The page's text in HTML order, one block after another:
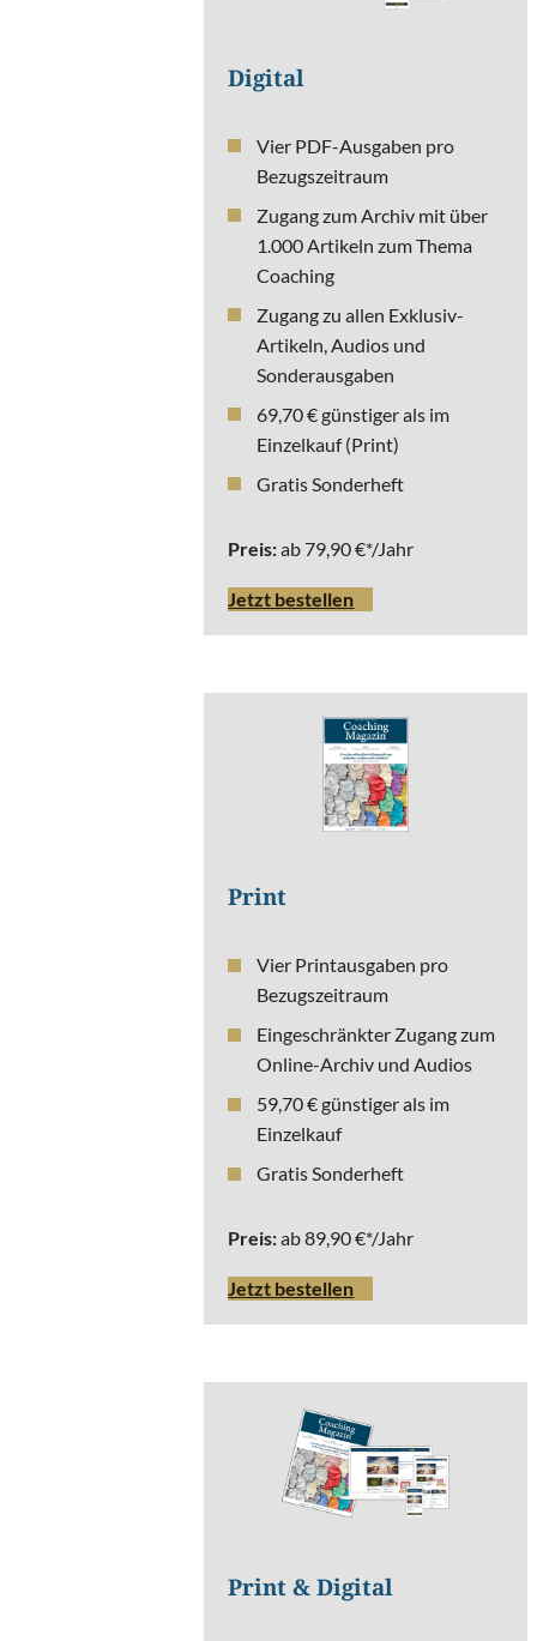
Digital
Vier PDF-Ausgaben pro
Bezugszeitraum
Zugang zum Archiv mit über
1.000 Artikeln zum Thema
Coaching
Zugang zu allen Exklusiv-
Artikeln, Audios und
Sonderausgaben
69,70 € günstiger als im
Einzelkauf (Print)
Gratis Sonderheft
Preis:ab 79,90 €*/Jahr
Jetzt bestellen
Print
Vier Printausgaben pro
Bezugszeitraum
Eingeschränkter Zugang zum
Online-Archiv und Audios
59,70 € günstiger als im
Einzelkauf
Gratis Sonderheft
Preis:ab 89,90 €*/Jahr
Jetzt bestellen
Print & Digital